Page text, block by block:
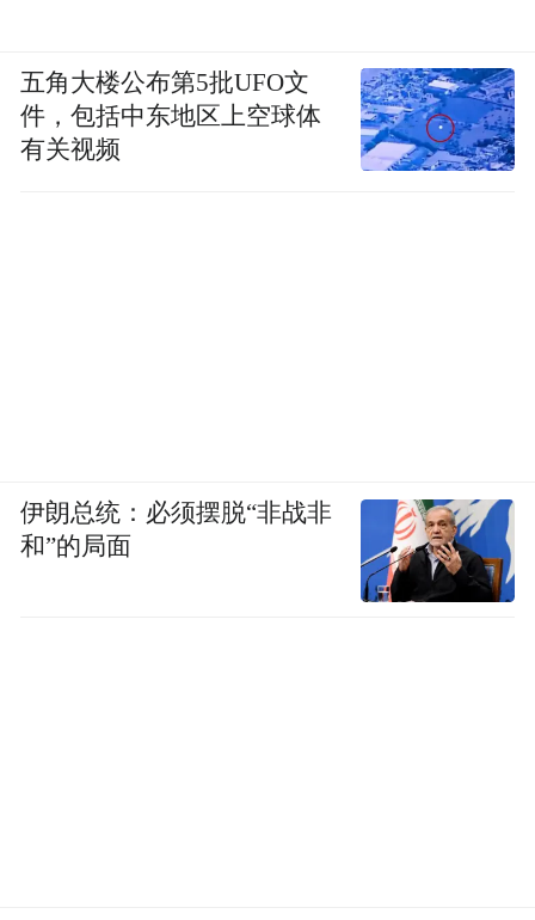
五角大楼公布第5批UFO文
件，包括中东地区上空球体
有关视频
伊朗总统：必须摆脱“非战非
和”的局面